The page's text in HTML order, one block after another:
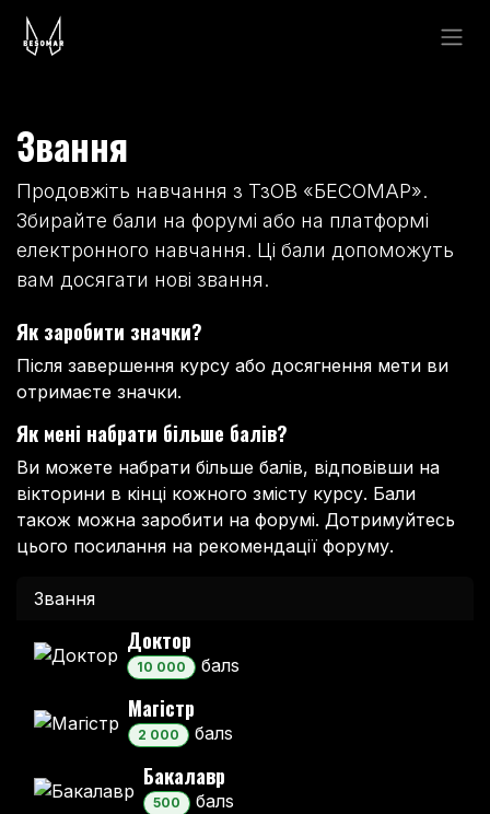
Skip to Content
Звання
Продовжіть навчання з ТзОВ «БЕСОМАР».
Збирайте бали на форумі або на платформі
електронного навчання. Ці бали допоможуть
вам досягати нові звання.
Як заробити значки?
Після завершення курсу або досягнення мети ви
отримаєте значки.
Як мені набрати більше балів?
Ви можете набрати більше балів, відповівши на
вікторини в кінці кожного змісту курсу. Бали
також можна заробити на форумі. Дотримуйтесь
цього посилання на рекомендації форуму.
Звання
Доктор
10 000 балs
Магістр
2 000 балs
Бакалавр
500 балs